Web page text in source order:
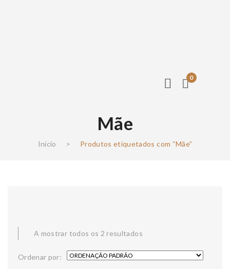
0
Mãe
Início > Produtos etiquetados com “Mãe”
A mostrar todos os 2 resultados
Ordenar por: